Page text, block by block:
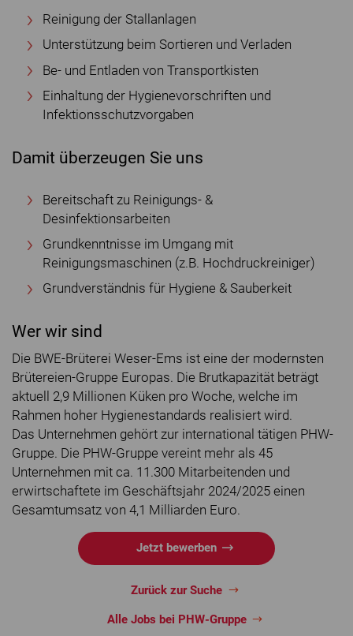
Reinigung der Stallanlagen
Unterstützung beim Sortieren und Verladen
Be- und Entladen von Transportkisten
Einhaltung der Hygienevorschriften und
Infektionsschutzvorgaben
Damit überzeugen Sie uns
Bereitschaft zu Reinigungs- &
Desinfektionsarbeiten
Grundkenntnisse im Umgang mit
Reinigungsmaschinen (z.B. Hochdruckreiniger)
Grundverständnis für Hygiene & Sauberkeit
Wer wir sind
Die BWE-Brüterei Weser-Ems ist eine der modernsten
Brütereien-Gruppe Europas. Die Brutkapazität beträgt
aktuell 2,9 Millionen Küken pro Woche, welche im
Rahmen hoher Hygienestandards realisiert wird.
Das Unternehmen gehört zur international tätigen PHW-
Gruppe. Die PHW-Gruppe vereint mehr als 45
Unternehmen mit ca. 11.300 Mitarbeitenden und
erwirtschaftete im Geschäftsjahr 2024/2025 einen
Gesamtumsatz von 4,1 Milliarden Euro.
Jetzt bewerben
Zurück zur Suche
Alle Jobs bei PHW-Gruppe